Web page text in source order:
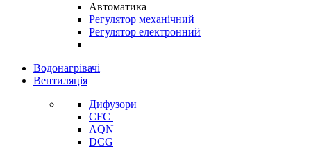
Автоматика
Регулятор механічний
Регулятор електронний
Водонагрівачі
Вентиляція
Дифузори
CFC
AQN
DCG